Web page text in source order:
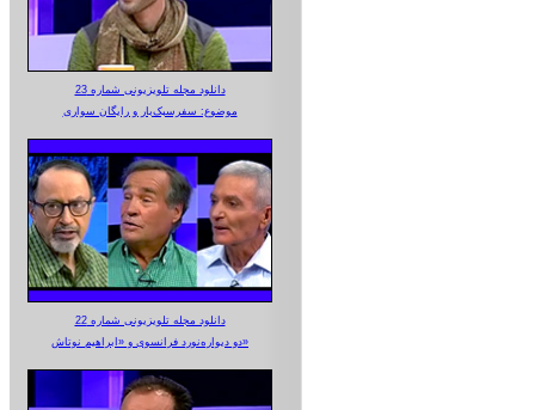
دانلود مجله تلویزیونی شماره 23
موضوع: سفرسبک‌بار و رایگان سواری
دانلود مجله تلویزیونی شماره 22
دو دیواره‌نورد فرانسوی و «ابراهیم نوتاش»